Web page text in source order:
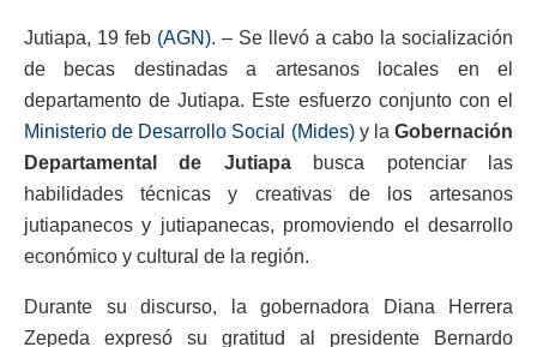
Jutiapa, 19 feb (AGN). – Se llevó a cabo la socialización
de becas destinadas a artesanos locales en el
departamento de Jutiapa. Este esfuerzo conjunto con el
Ministerio de Desarrollo Social (Mides)y laGobernación
Departamental de Jutiapabusca potenciar las
habilidades técnicas y creativas de los artesanos
jutiapanecos y jutiapanecas, promoviendo el desarrollo
económico y cultural de la región.
Durante su discurso, la gobernadora Diana Herrera
Zepeda expresó su gratitud al presidente Bernardo